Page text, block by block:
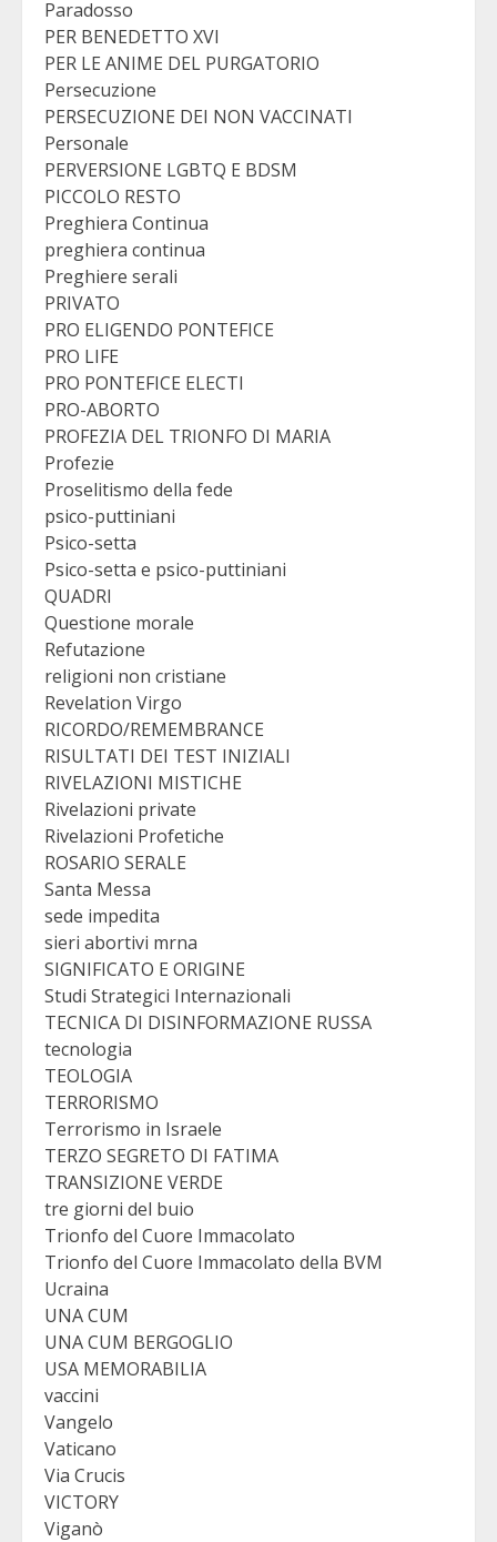
Paradosso
PER BENEDETTO XVI
PER LE ANIME DEL PURGATORIO
Persecuzione
PERSECUZIONE DEI NON VACCINATI
Personale
PERVERSIONE LGBTQ E BDSM
PICCOLO RESTO
Preghiera Continua
preghiera continua
Preghiere serali
PRIVATO
PRO ELIGENDO PONTEFICE
PRO LIFE
PRO PONTEFICE ELECTI
PRO-ABORTO
PROFEZIA DEL TRIONFO DI MARIA
Profezie
Proselitismo della fede
psico-puttiniani
Psico-setta
Psico-setta e psico-puttiniani
QUADRI
Questione morale
Refutazione
religioni non cristiane
Revelation Virgo
RICORDO/REMEMBRANCE
RISULTATI DEI TEST INIZIALI
RIVELAZIONI MISTICHE
Rivelazioni private
Rivelazioni Profetiche
ROSARIO SERALE
Santa Messa
sede impedita
sieri abortivi mrna
SIGNIFICATO E ORIGINE
Studi Strategici Internazionali
TECNICA DI DISINFORMAZIONE RUSSA
tecnologia
TEOLOGIA
TERRORISMO
Terrorismo in Israele
TERZO SEGRETO DI FATIMA
TRANSIZIONE VERDE
tre giorni del buio
Trionfo del Cuore Immacolato
Trionfo del Cuore Immacolato della BVM
Ucraina
UNA CUM
UNA CUM BERGOGLIO
USA MEMORABILIA
vaccini
Vangelo
Vaticano
Via Crucis
VICTORY
Viganò